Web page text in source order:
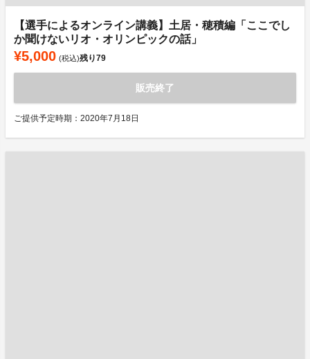
【選手によるオンライン講義】土居・穂積編「ここでし
か聞けないリオ・オリンピックの話」
¥5,000 (税込)残り79
販売終了
ご提供予定時期：2020年7月18日